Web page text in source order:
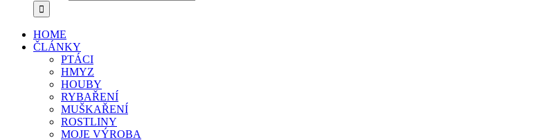
HOME
ČLÁNKY
PTÁCI
HMYZ
HOUBY
RYBAŘENÍ
MUŠKAŘENÍ
ROSTLINY
MOJE VÝROBA